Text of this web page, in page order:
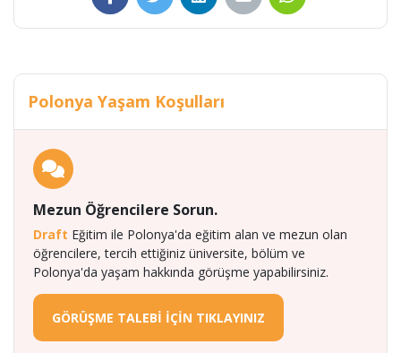
Polonya Yaşam Koşulları
Mezun Öğrencilere Sorun.
Draft Eğitim ile Polonya'da eğitim alan ve mezun olan
öğrencilere, tercih ettiğiniz üniversite, bölüm ve
Polonya'da yaşam hakkında görüşme yapabilirsiniz.
GÖRÜŞME TALEBİ İÇİN TIKLAYINIZ